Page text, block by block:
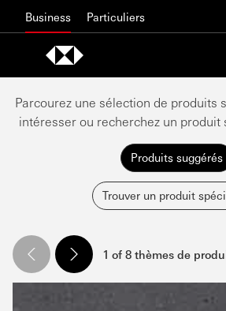
Business Particuliers
Parcourez une sélection de produits
intéresser ou recherchez un produit
Produits suggérés
Trouver un produit
1 of 8 thèmes de